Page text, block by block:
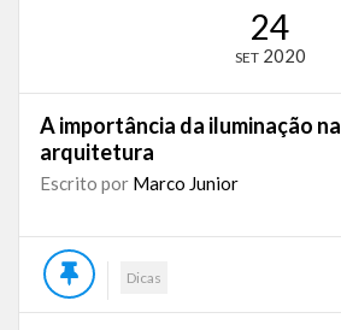
24
SET 2020
A importância da iluminação na
arquitetura
Escrito por Marco Junior
Dicas